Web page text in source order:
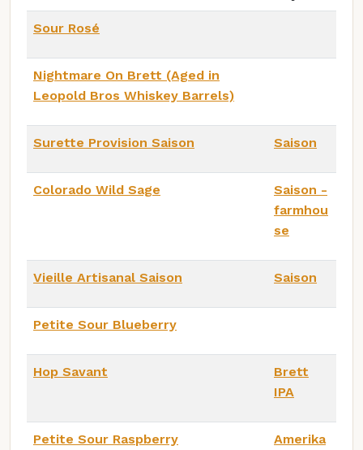
Sour Rosé
Nightmare On Brett (Aged in
Leopold Bros Whiskey Barrels)
Surette Provision Saison Saison
Colorado Wild Sage
Saison -
farmhou
se
Vieille Artisanal Saison Saison
Petite Sour Blueberry
Hop Savant
Brett
IPA
Petite Sour Raspberry
Amerika